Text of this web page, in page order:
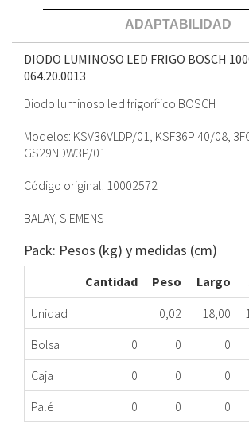
ADAPTABILIDAD
DIODO LUMINOSO LED FRIGO BOSCH
064.20.0013
Diodo luminoso led frigorífico BOSCH
Modelos: KSV36VLDP/01, KSF36PI40/08,
GS29NDW3P/01
Código original: 10002572
BALAY, SIEMENS
Pack: Pesos (kg) y medidas (cm)
Cantidad Peso Largo
Unidad
0,02 18,00
Bolsa
0 0 0
Caja
0 0 0
Palé
0 0 0